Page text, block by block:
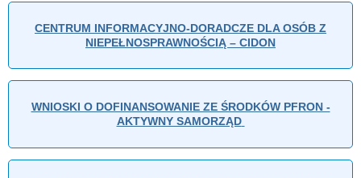
CENTRUM INFORMACYJNO-DORADCZE DLA OSÓB Z
NIEPEŁNOSPRAWNOŚCIĄ – CIDON
WNIOSKI O DOFINANSOWANIE ZE ŚRODKÓW PFRON -
AKTYWNY SAMORZĄD